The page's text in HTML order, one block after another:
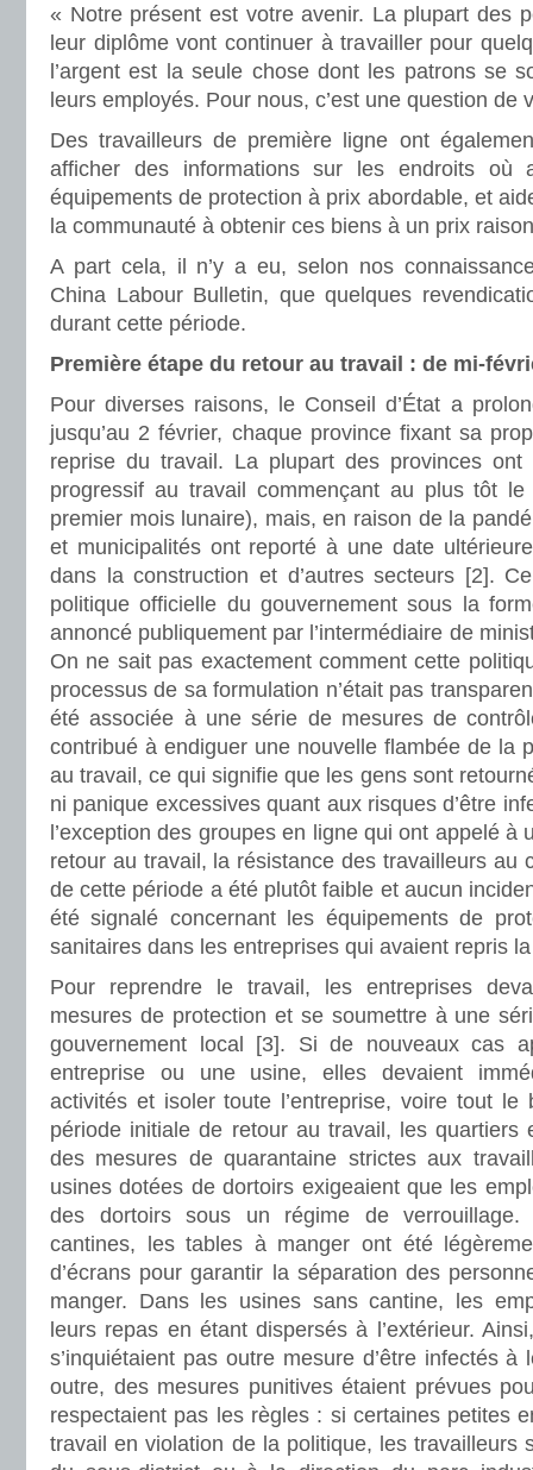
« Notre présent est votre avenir. La plupart des
leur diplôme vont continuer à travailler pour
l’argent est la seule chose dont les patrons se
leurs employés. Pour nous, c’est une question de
Des travailleurs de première ligne ont
afficher des informations sur les endroits où
équipements de protection à prix abordable, et
la communauté à obtenir ces biens à un prix
A part cela, il n’y a eu, selon nos
China Labour Bulletin, que quelques
durant cette période.
Première étape du retour au travail : de mi-
Pour diverses raisons, le Conseil d’État a
jusqu’au 2 février, chaque province fixant sa
reprise du travail. La plupart des provinces
progressif au travail commençant au plus tôt
premier mois lunaire), mais, en raison de la
et municipalités ont reporté à une date
dans la construction et d’autres secteurs [2].
politique officielle du gouvernement sous la
annoncé publiquement par l’intermédiaire de
On ne sait pas exactement comment cette
processus de sa formulation n’était pas
été associée à une série de mesures de
contribué à endiguer une nouvelle flambée de la
au travail, ce qui signifie que les gens sont
ni panique excessives quant aux risques d’être
l’exception des groupes en ligne qui ont appelé à
retour au travail, la résistance des travailleurs au
de cette période a été plutôt faible et aucun
été signalé concernant les équipements de
sanitaires dans les entreprises qui avaient repris
Pour reprendre le travail, les entreprises
mesures de protection et se soumettre à une
gouvernement local [3]. Si de nouveaux cas
entreprise ou une usine, elles devaient
activités et isoler toute l’entreprise, voire tout le
période initiale de retour au travail, les quartiers
des mesures de quarantaine strictes aux
usines dotées de dortoirs exigeaient que les
des dortoirs sous un régime de
cantines, les tables à manger ont été
d’écrans pour garantir la séparation des
manger. Dans les usines sans cantine, les
leurs repas en étant dispersés à l’extérieur.
s’inquiétaient pas outre mesure d’être infectés
outre, des mesures punitives étaient prévues
respectaient pas les règles : si certaines petites
travail en violation de la politique, les travailleurs